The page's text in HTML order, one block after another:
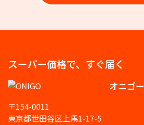
スーパー価格で、すぐ届く
オニゴー
〒154-0011
東京都世田谷区上馬1-17-5